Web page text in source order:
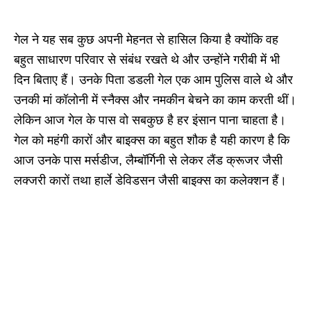
गेल ने यह सब कुछ अपनी मेहनत से हासिल किया है क्योंकि वह
बहुत साधारण परिवार से संबंध रखते थे और उन्होंने गरीबी में भी
दिन बिताए हैं। उनके पिता डडली गेल एक आम पुलिस वाले थे और
उनकी मां कॉलोनी में स्नैक्स और नमकीन बेचने का काम करती थीं।
लेकिन आज गेल के पास वो सबकुछ है हर इंसान पाना चाहता है।
गेल को महंगी कारों और बाइक्स का बहुत शौक है यही कारण है कि
आज उनके पास मर्सडीज, लैम्बॉर्गिनी से लेकर लैंड क्रूजर जैसी
लक्जरी कारों तथा हार्ले डेविडसन जैसी बाइक्स का कलेक्शन हैं।